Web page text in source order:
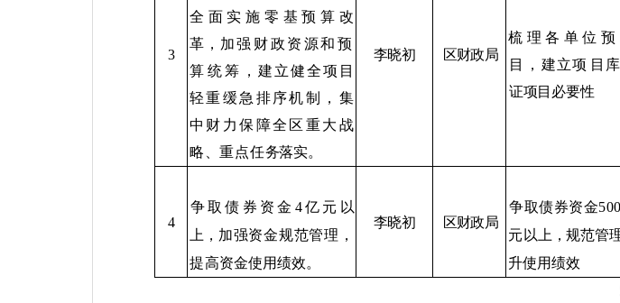
3
全面实施零基预算改
革， 加强财政资源和预
算统筹，建立健全项目
轻重缓急排序机制，集
中财力保障全区重大战
略、重点任务落实。
李晓初 区财政局
梳 理 各 单 位 预
目
，建立项 目库
证项目必要性
4
争取债券资金 4亿元以
上， 加强资金规范管理，
提高资金使用绩效。
李晓初 区财政局
争取债券资金
元 以上 ，规范管
升使用绩效